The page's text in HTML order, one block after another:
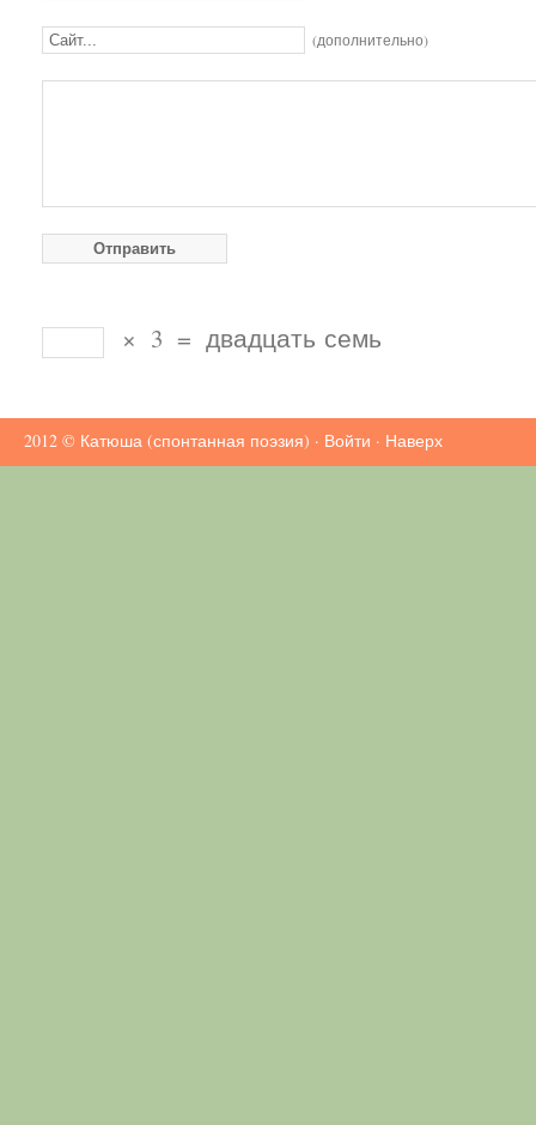
(дополнительно)
× 3 = двадцать семь
2012 © Катюша (спонтанная поэзия) · Войти · Наверх